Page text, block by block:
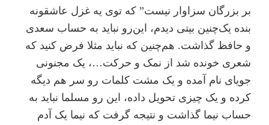
بر بزرگان سزاوار نیست” که توی یه غزل عاشقونه
بنده یک‌چنین بیتی دیدم، این‌رو نباید به حساب سعدی
و حافظ گذاشت. هم‌چنین که نباید مثلا فرض کنید که
شعری خونده شد از نمک و حرکت…، یک مجنونی
جویای نام آمده و یک مشت کلمات رو سر هم دیگه
کرده و یک چیزی تحویل داده، این رو مسلما نباید به
حساب نیما گذاشت و نتیجه گرفت که نیما یک آدم